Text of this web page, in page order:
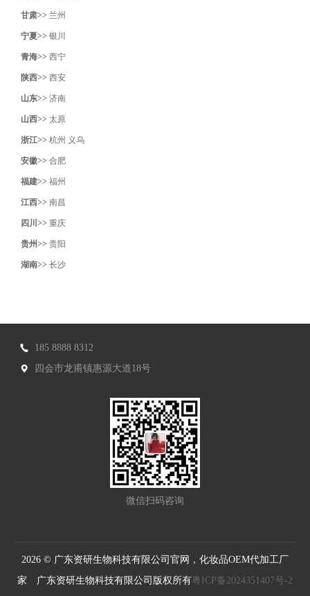
甘肃>> 兰州
宁夏>> 银川
青海>> 西宁
陕西>> 西安
山东>> 济南
山西>> 太原
浙江>> 杭州 义乌
安徽>> 合肥
福建>> 福州
江西>> 南昌
四川>> 重庆
贵州>> 贵阳
湖南>> 长沙
185 8888 8312
四会市龙甫镇惠源大道18号
微信扫码咨询
2026 © 广东资研生物科技有限公司官网，化妆品OEM代加工厂
家 广东资研生物科技有限公司版权所有粤ICP备2024351407号-2